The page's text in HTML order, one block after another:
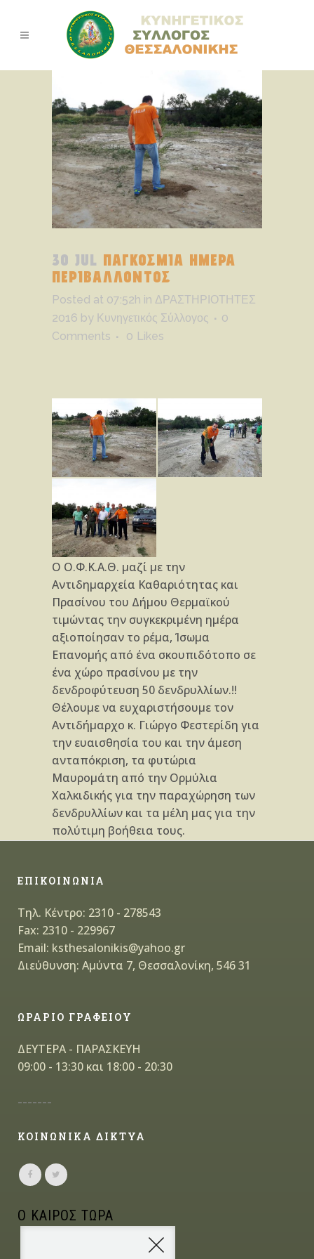
30 JUL ΠΑΓΚΟΣΜΙΑ ΗΜΕΡΑ
ΠΕΡΙΒΑΛΛΟΝΤΟΣ
Posted at 07:52h in ΔΡΑΣΤΗΡΙΟΤΗΤΕΣ
2016 by Κυνηγετικός Σύλλογος
0
Comments
0 Likes
Ο Ο.Φ.Κ.Α.Θ. μαζί με την
Αντιδημαρχεία Καθαριότητας και
Πρασίνου του Δήμου Θερμαϊκού
τιμώντας την συγκεκριμένη ημέρα
αξιοποίησαν το ρέμα, Ίσωμα
Επανομής από ένα σκουπιδότοπο σε
ένα χώρο πρασίνου με την
δενδροφύτευση 50 δενδρυλλίων.!!
Θέλουμε να ευχαριστήσουμε τον
Αντιδήμαρχο κ. Γιώργο Φεστερίδη για
την ευαισθησία του και την άμεση
ανταπόκριση, τα φυτώρια
Μαυρομάτη από την Ορμύλια
Χαλκιδικής για την παραχώρηση των
δενδρυλλίων και τα μέλη μας για την
πολύτιμη βοήθεια τους.
ΕΠΙΚΟΙΝΩΝΙΑ
Τηλ. Κέντρο: 2310 - 278543
Fax: 2310 - 229967
Email: ksthesalonikis@yahoo.gr
Διεύθυνση: Αμύντα 7, Θεσσαλονίκη, 546 31
ΩΡΑΡΙΟ ΓΡΑΦΕΙΟΥ
ΔΕΥΤΕΡΑ - ΠΑΡΑΣΚΕΥΗ
09:00 - 13:30 και 18:00 - 20:30
-------
ΚΟΙΝΩΝΙΚΑ ΔΙΚΤΥΑ
Ο ΚΑΙΡΟΣ ΤΩΡΑ